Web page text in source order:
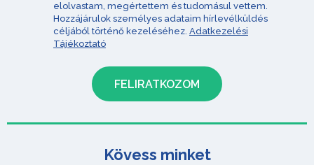
elolvastam, megértettem és tudomásul vettem.
Hozzájárulok személyes adataim hírlevélküldés
céljából történő kezeléséhez. Adatkezelési
Tájékoztató
Kövess minket